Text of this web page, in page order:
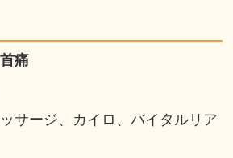
痛
サージ、カイロ、バイタルリア